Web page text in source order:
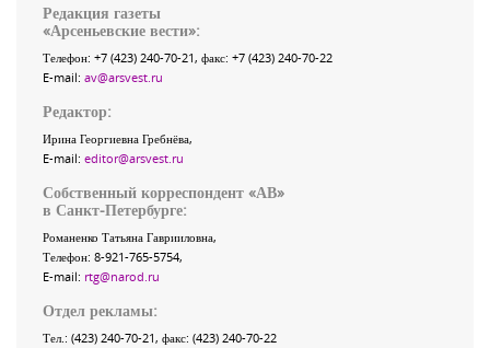
Редакция газеты
«Арсеньевские вести»:
Телефон: +7 (423) 240-70-21, факс: +7 (423) 240-70-22
E-mail: av@arsvest.ru
Редактор:
Ирина Георгиевна Гребнёва,
E-mail: editor@arsvest.ru
Собственный корреспондент «АВ»
в Санкт-Петербурге:
Романенко Татьяна Гаврииловна,
Телефон: 8-921-765-5754,
E-mail: rtg@narod.ru
Отдел рекламы:
Тел.: (423) 240-70-21, факс: (423) 240-70-22